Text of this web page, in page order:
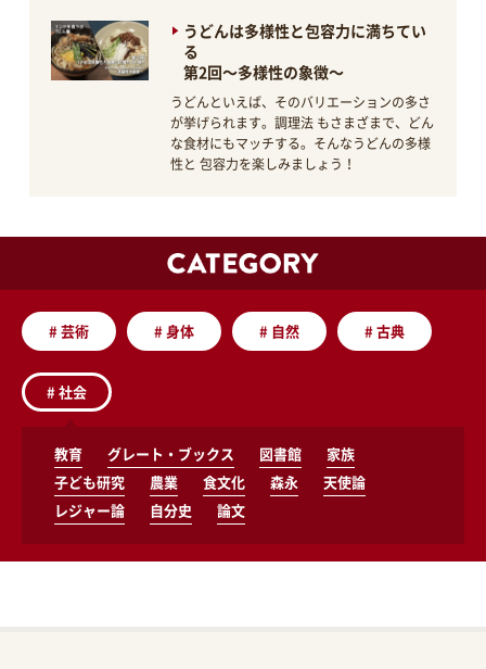
うどんは多様性と包容力に満ちてい
る
第2回～多様性の象徴～
うどんといえば、そのバリエーションの多さ
が挙げられます。調理法 もさまざまで、どん
な食材にもマッチする。そんなうどんの多様
性と 包容力を楽しみましょう！
#芸術 #身体 # 自然 #古典
#社会
教育 グレート・ブックス 図書館
家族
子ども研究
農業 食文化 森永
天使論
レジャー論
自分史 論文